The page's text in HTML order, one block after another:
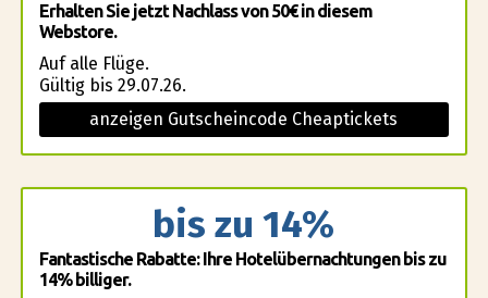
Erhalten Sie jetzt Nachlass von 50€ in diesem
Webstore.
Auf alle Flüge.
Gültig bis 29.07.26.
anzeigen Gutscheincode Cheaptickets
bis zu 14%
Fantastische Rabatte: Ihre Hotelübernachtungen bis zu
14% billiger.